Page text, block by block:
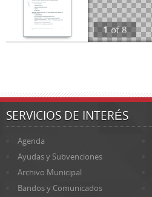
1 of8
SERVICIOS DE INTERÉS
Agenda
Ayudas y Subvenciones
Archivo Municipal
Bandos y Comunicados